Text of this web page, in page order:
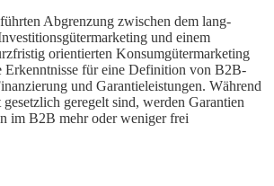
Abgrenzung zwischen dem lang-
und einem
orientierten Konsumgütermarketing
Erkenntnisse für eine Definition von B2B-
und Garantieleistungen. Während
geregelt sind, werden Garantien
im B2B mehr oder weniger frei